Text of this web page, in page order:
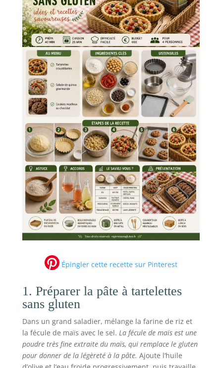
Épingler cette recette sur Pinterest
1. Préparer la pâte à tartelettes
sans gluten
Dans un grand saladier, mélange la farine de riz et
la fécule de maïs avec le sel. La fécule de maïs est une
poudre très fine extraite du maïs, qui remplace le gluten
pour donner de la légèreté à la pâte. Ajoute l’huile